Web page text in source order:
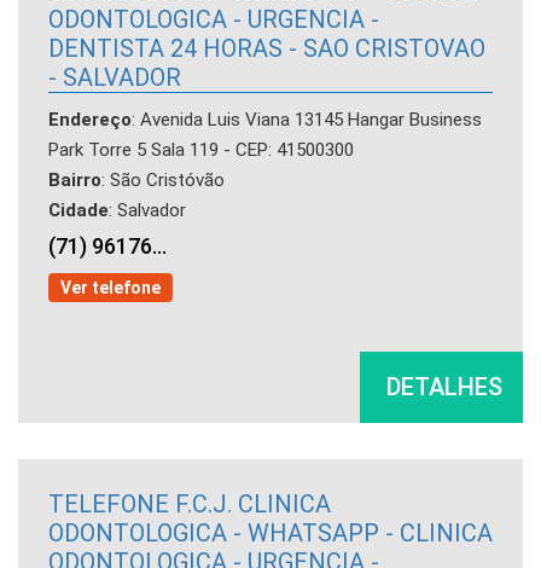
ODONTOLOGICA - URGENCIA -
DENTISTA 24 HORAS - SAO CRISTOVAO
- SALVADOR
Endereço: Avenida Luis Viana 13145 Hangar Business
Park Torre 5 Sala 119 - CEP: 41500300
Bairro: São Cristóvão
Cidade: Salvador
(71) 96176...
Ver telefone
DETALHES
TELEFONE F.C.J. CLINICA
ODONTOLOGICA - WHATSAPP - CLINICA
ODONTOLOGICA - URGENCIA -